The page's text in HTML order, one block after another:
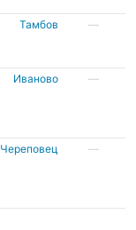
Тамбов —
Иваново —
Череповец —